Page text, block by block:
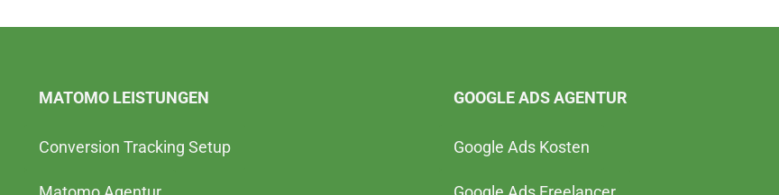
MATOMO LEISTUNGEN
Conversion Tracking Setup
GOOGLE ADS AGENTUR
Google Ads Kosten